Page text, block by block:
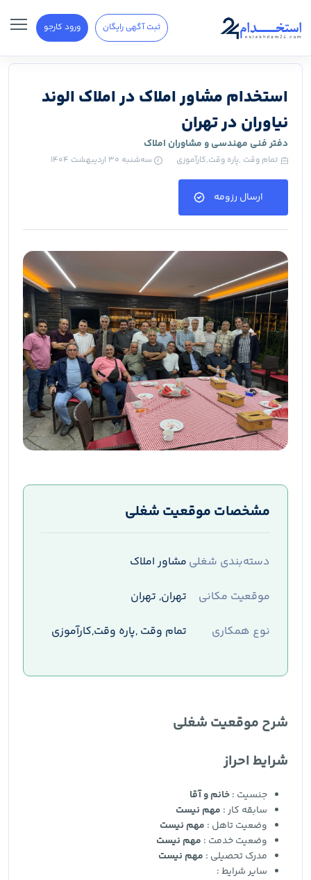
ثبت آگهی رایگان ورود کارجو
استخدام مشاور املاک در املاک الوند
نیاوران در تهران
دفتر فنی مهندسی و مشاوران املاک
تمام وقت ,پاره وقت,کارآموزی سه‌شنبه ۳۰ اردیبهشت ۱۴۰۴
ارسال رزومه
مشخصات موقعیت شغلی
دسته‌بندی شغلی مشاور املاک
موقعیت مکانی
تهران, تهران
نوع همکاری
تمام وقت ,پاره وقت,کارآموزی
شرح موقعیت شغلی
شرایط احراز
جنسیت :خانم و آقا
سابقه کار : مهم نیست
وضعیت تاهل : مهم نیست
وضعیت خدمت : مهم نیست
مدرک تحصیلی : مهم نیست
سایر شرایط :